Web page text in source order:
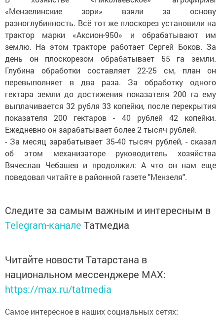
«Мензелинские зори» взяли за основу
разноглубинность. Всё тот же плоскорез установили на
трактор марки «Аксион-950» и обрабатывают им
землю. На этом тракторе работает Сергей Боков. За
день он плоскорезом обрабатывает 55 га земли.
Глубина обработки составляет 22-25 см, план он
перевыполняет в два раза. За обработку одного
гектара земли до достижения показателя 200 га ему
выплачивается 32 рубля 33 копейки, после перекрытия
показателя 200 гектаров - 40 рублей 42 копейки.
Ежедневно он зарабатывает более 2 тысяч рублей.
- За месяц зарабатывает 35-40 тысяч рублей, - сказал
об этом механизаторе руководитель хозяйства
Вячеслав Чебашев и продолжил: А что он нам еще
поведовал читайте в районной газете "Мензеля".
Следите за самым важным и интересным в
Telegram-канале Татмедиа
Читайте новости Татарстана в
национальном мессенджере MАХ:
https://max.ru/tatmedia
Самое интересное в наших социальных сетях: